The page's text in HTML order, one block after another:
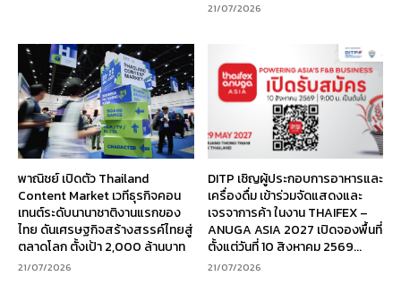
21/07/2026
พาณิชย์ เปิดตัว Thailand
Content Market เวทีธุรกิจคอน
เทนต์ระดับนานาชาติงานแรกของ
ไทย ดันเศรษฐกิจสร้างสรรค์ไทยสู่
ตลาดโลก ตั้งเป้า 2,000 ล้านบาท
21/07/2026
DITP เชิญผู้ประกอบการอาหารและ
เครื่องดื่ม เข้าร่วมจัดแสดงและ
เจรจาการค้า ในงาน THAIFEX –
ANUGA ASIA 2027 เปิดจองพื้นที่
ตั้งแต่วันที่ 10 สิงหาคม 2569...
21/07/2026